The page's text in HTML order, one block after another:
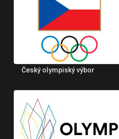
Český olympiský výbor